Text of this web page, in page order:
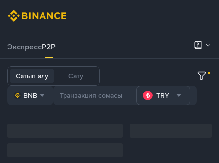
ЭкспрессP2P
Сатып алу Сату
BNB TRY